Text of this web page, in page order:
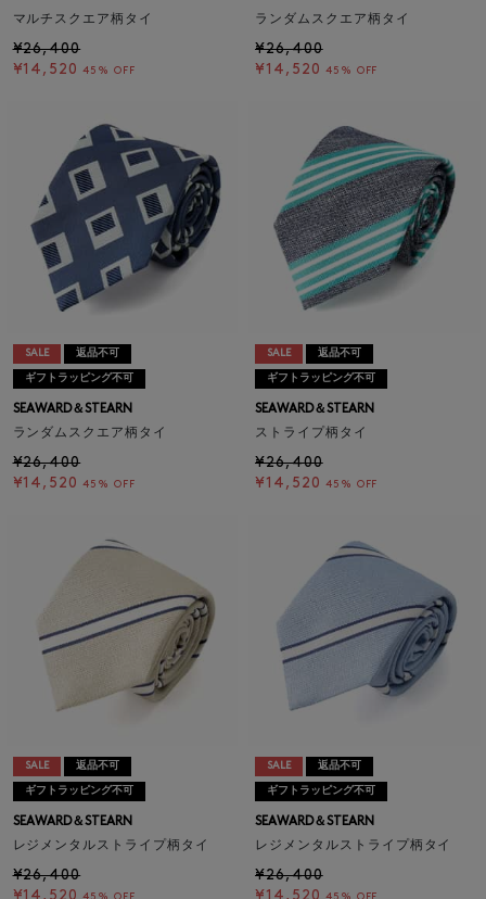
マルチスクエア柄タイ
¥26,400
¥14,520 45% OFF
ランダムスクエア柄タイ
¥26,400
¥14,520 45% OFF
SALE 返品不可
ギフトラッピング不可
SEAWARD＆STEARN
ランダムスクエア柄タイ
¥26,400
¥14,520 45% OFF
SALE 返品不可
ギフトラッピング不可
SEAWARD＆STEARN
ストライプ柄タイ
¥26,400
¥14,520 45% OFF
SALE 返品不可
ギフトラッピング不可
SEAWARD＆STEARN
レジメンタルストライプ柄タイ
¥26,400
SALE 返品不可
ギフトラッピング不可
SEAWARD＆STEARN
レジメンタルストライプ柄タイ
¥26,400